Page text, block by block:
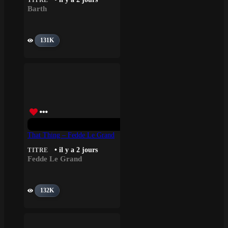
Barth
131K
That Thing – Fedde Le Grand
TITRE • il y a 2 jours
Fedde Le Grand
132K